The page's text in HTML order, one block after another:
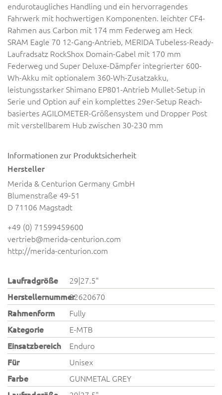
endurotaugliches Handling und ein hervorragendes
Fahrwerk mit hochwertigen Komponenten. leichter CF4-
Rahmen aus Carbon mit 174 mm Federweg am Heck
SRAM Eagle 70 12-Gang-Antrieb, MERIDA Tubeless-Ready-
Laufradsatz RockShox Domain-Gabel mit 170 mm
Federweg und Super Deluxe-Dämpfer integrierter 600-
Wh-Akku mit optionalem 360-Wh-Zusatzakku,
leistungsstarker Shimano EP801-Antrieb Mullet-Setup in
Serie und Option auf ein komplettes 29er-Setup Reach-
basiertes AGILOMETER-Größensystem und Dropper Post
mit verstellbarem Hub zwischen 30-230 mm
Informationen zur Produktsicherheit
Hersteller
Merida & Centurion Germany GmbH
Blumenstraße 49-51
D 71106 Magstadt
+49 (0) 71599459600
vertrieb@merida-centurion.com
http://merida-centurion.com
Laufradgröße
29|27.5"
Herstellernummer82620670
Rahmenform
Fully
Kategorie
E-MTB
Einsatzbereich
Enduro
Für
Unisex
Farbe
GUNMETAL GREY